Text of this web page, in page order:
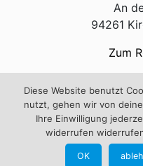
An
94261
Zum
Diese Website benutzt
nutzt, gehen wir von
Ihre Einwilligung
widerrufen
OK